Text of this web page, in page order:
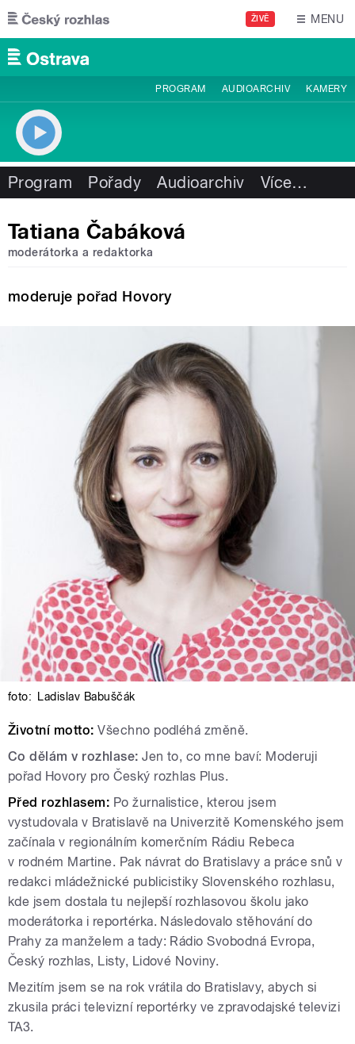
Přejít k hlavnímu obsahu
ŽIVĚ MENU
PROGRAM AUDIOARCHIV KAMERY
Program Pořady Audioarchiv Více…
Tatiana Čabáková
moderátorka a redaktorka
moderuje pořad Hovory
foto: Ladislav Babuščák
Životní motto:Všechno podléhá změně.
Co dělám v rozhlase: Jen to, co mne baví: Moderuji
pořad Hovory pro Český rozhlas Plus.
Před rozhlasem: Po žurnalistice, kterou jsem
vystudovala v Bratislavě na Univerzitě Komenského jsem
začínala v regionálním komerčním Rádiu Rebeca
v rodném Martine. Pak návrat do Bratislavy a práce snů v
redakci mládežnické publicistiky Slovenského rozhlasu,
kde jsem dostala tu nejlepší rozhlasovou školu jako
moderátorka i reportérka. Následovalo stěhování do
Prahy za manželem a tady: Rádio Svobodná Evropa,
Český rozhlas, Listy, Lidové Noviny.
Mezitím jsem se na rok vrátila do Bratislavy, abych si
zkusila práci televizní reportérky ve zpravodajské televizi
TA3.